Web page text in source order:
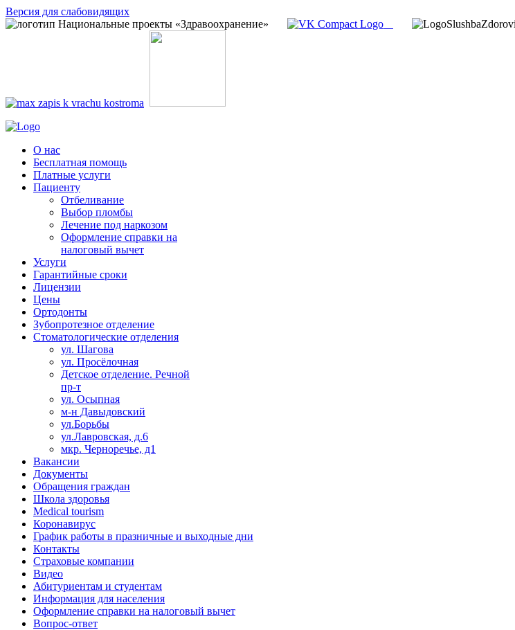
Версия для слабовидящих
О нас
Бесплатная помощь
Платные услуги
Пациенту
Отбеливание
Выбор пломбы
Лечение под наркозом
Оформление справки на
налоговый вычет
Услуги
Гарантийные сроки
Лицензии
Цены
Ортодонты
Зубопротезное отделение
Стоматологические отделения
ул. Шагова
ул. Просёлочная
Детское отделение. Речной
пр-т
ул. Осыпная
м-н Давыдовский
ул.Борьбы
ул.Лавровская, д.6
мкр. Черноречье, д1
Вакансии
Документы
Обращения граждан
Школа здоровья
Medical tourism
Коронавирус
График работы в празничные и выходные дни
Контакты
Страховые компании
Видео
Абитуриентам и студентам
Информация для населения
Оформление справки на налоговый вычет
Вопрос-ответ